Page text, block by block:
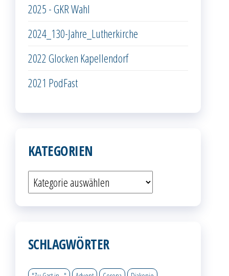
2025 - GKR Wahl
2024_130-Jahre_Lutherkirche
2022 Glocken Kapellendorf
2021 PodFast
KATEGORIEN
Kategorien
SCHLAGWÖRTER